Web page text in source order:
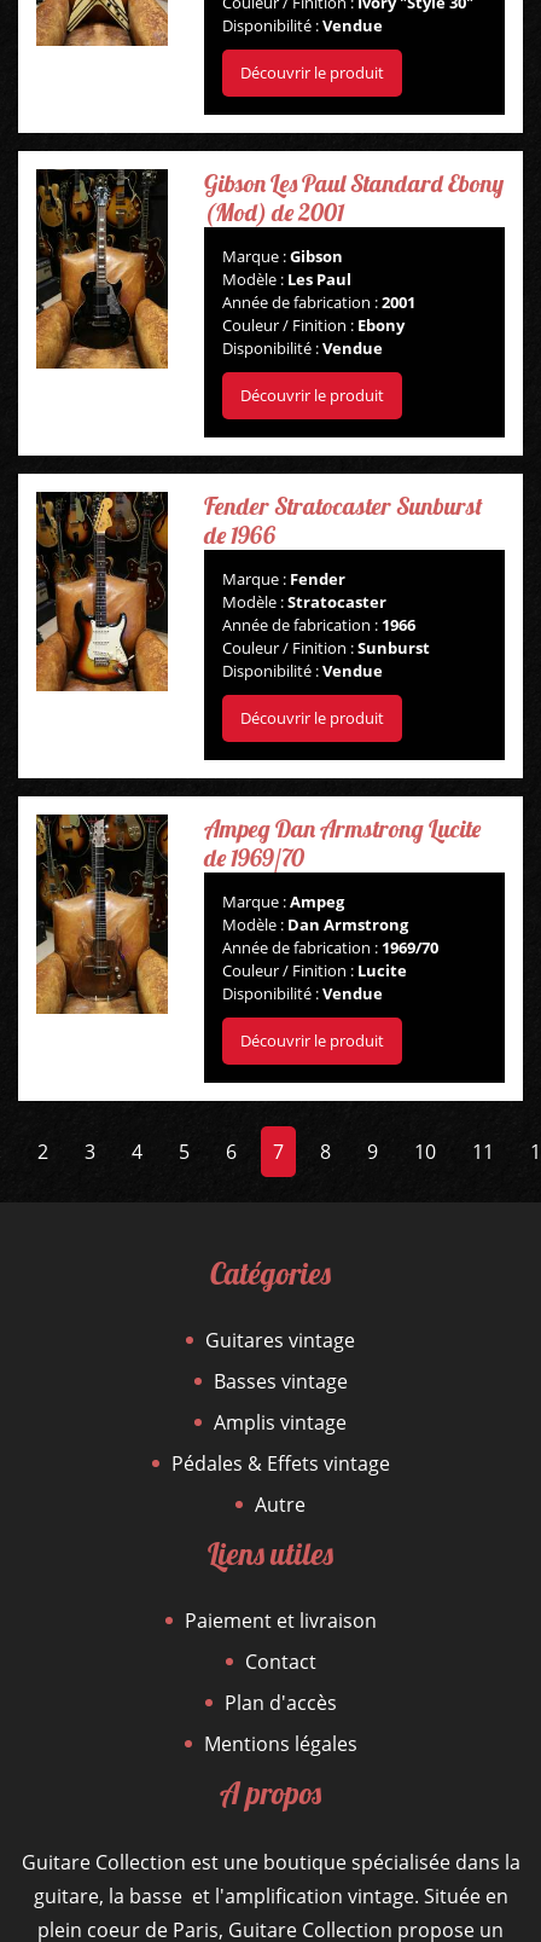
Disponibilité :Vendue
Découvrir le produit
Gibson Les Paul Standard Ebony
(Mod) de 2001
Marque :Gibson
Modèle : Les Paul
Année de fabrication :2001
Couleur / Finition : Ebony
Disponibilité :Vendue
Découvrir le produit
Fender Stratocaster Sunburst
de 1966
Marque : Fender
Modèle :Stratocaster
Année de fabrication : 1966
Couleur / Finition :Sunburst
Disponibilité :Vendue
Découvrir le produit
Ampeg Dan Armstrong Lucite
de 1969/70
Marque :Ampeg
Modèle : Dan Armstrong
Année de fabrication : 1969/70
Couleur / Finition : Lucite
Disponibilité :Vendue
Découvrir le produit
2 3 4 5 6 7 8 9 10 11
Catégories
Guitares vintage
Basses vintage
Amplis vintage
Pédales & Effets vintage
Autre
Liens utiles
Paiement et livraison
Contact
Plan d'accès
Mentions légales
A propos
Guitare Collection est une boutique spécialisée dans la
guitare, la basse et l'amplification vintage. Située en
plein coeur de Paris, Guitare Collection propose un